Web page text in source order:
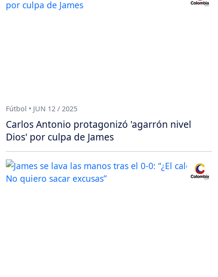
Fútbol • JUN 12 / 2025
Carlos Antonio protagonizó 'agarrón nivel
Dios' por culpa de James